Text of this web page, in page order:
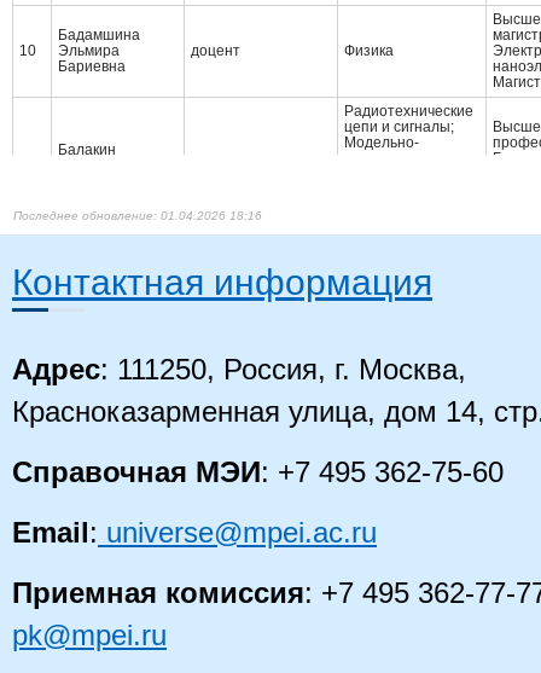
10
Бадамшина
Эльмира
Бариевна
доцент Физика
Балакин
Радиотехнические
цепи и сигналы;
Модельно-
12
Елизавета
Александровна
профессор
Основы теории
цепей
Николаевна
Физическая
секции
Белобрагин
01.04.2026 18:16
Контактная информация
Адрес: 111250, Россия, г. Москва,
Красноказарменная улица, дом 14,
Справочная МЭИ: +7 495 362-75-60
Email: universe@mpei.ac.ru
Приемная комиссия: +7 495 362-77-
pk@mpei.ru